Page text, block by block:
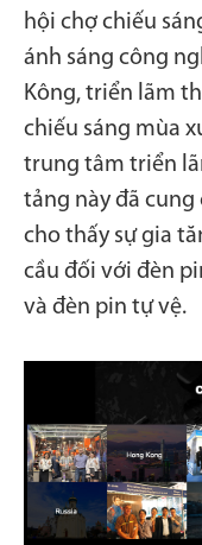
hội chợ chiếu
ánh sáng công
Kông, triển lãm
chiếu sáng mùa
trung tâm triển
tảng này đã
cho thấy sự gia
cầu đối với đèn
và đèn pin tự vệ.